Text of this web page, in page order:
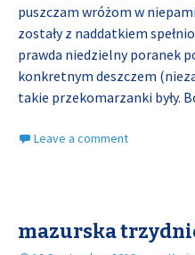
puszczam wróżom w
zostały z naddatkiem
prawda niedzielny poranek
konkretnym deszczem
takie przekomarzanki były.
Leave a comment
mazurska